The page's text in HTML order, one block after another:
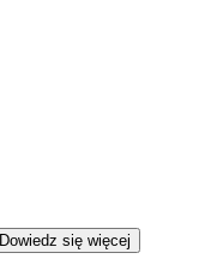
Dowiedz się więcej